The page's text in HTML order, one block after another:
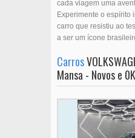
cada viagem uma
Experimente o espírito
carro que resistiu ao
a ser um ícone
Carros
Mansa - Novos e